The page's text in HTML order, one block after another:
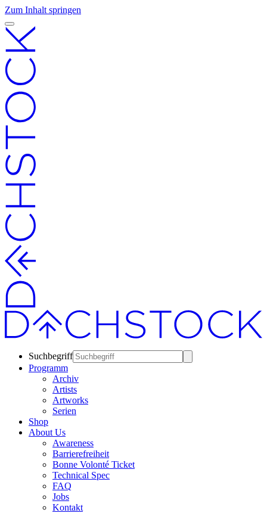
Zum Inhalt springen
Suchbegriff
Programm
Archiv
Artists
Artworks
Serien
Shop
About Us
Awareness
Barrierefreiheit
Bonne Volonté Ticket
Technical Spec
FAQ
Jobs
Kontakt